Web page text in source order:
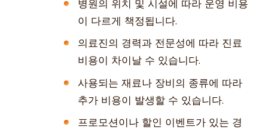
병원의 위치 및 시설에 따라 운영 비용
이 다르게 책정됩니다.
의료진의 경력과 전문성에 따라 진료
비용이 차이날 수 있습니다.
사용되는 재료나 장비의 종류에 따라
추가 비용이 발생할 수 있습니다.
프로모션이나 할인 이벤트가 있는 경